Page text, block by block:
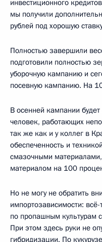
инвестиционного
мы получили
рублей под хорошую
Полностью завершили
подготовили полностью
уборочную кампанию и
посевную кампанию. На
В осенней кампании
человек, работающих
так же как и у коллег в
обеспеченность и
смазочными
материалом на 100
Но не могу не обратить
импортозависимости:
по пропашным культурам
При этом здесь руки не
гибридизации. По